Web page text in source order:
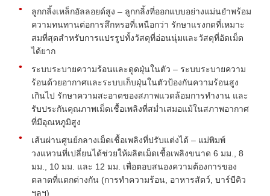
ลูกกลิ้งเหล็กอัลลอยด์สูง – ลูกกลิ้งที่ออกแบบอย่างแม่นยำพร้อม
ความทนทานต่อการสึกหรอที่เหนือกว่า รักษาแรงกดที่เหมาะ
สมที่สุดสำหรับการแปรรูปทั้งวัสดุที่อ่อนนุ่มและวัสดุที่อัดเม็ด
ได้ยาก
ระบบระบายความร้อนและดูดฝุ่นในตัว – ระบบระบายความ
ร้อนด้วยอากาศและระบบเก็บฝุ่นในตัวป้องกันความร้อนสูง
เกินไป รักษาความสะอาดของสภาพแวดล้อมการทำงาน และ
รับประกันคุณภาพเม็ดเชื้อเพลิงที่สม่ำเสมอแม้ในสภาพอากาศ
ที่มีอุณหภูมิสูง
เส้นผ่านศูนย์กลางเม็ดเชื้อเพลิงที่ปรับแต่งได้ – แม่พิมพ์
วงแหวนที่เปลี่ยนได้ช่วยให้ผลิตเม็ดเชื้อเพลิงขนาด 6 มม., 8
มม., 10 มม. และ 12 มม. เพื่อตอบสนองความต้องการของ
ตลาดที่แตกต่างกัน (การทำความร้อน, อาหารสัตว์, บาร์บีคิว
ฯลฯ)